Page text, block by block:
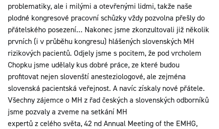
problematiky, ale i milými a otevřenými lidmi, takže naše
plodné kongresové pracovní schůzky vždy pozvolna přešly do
přátelského posezení… Nakonec jsme zkonzultovali již několik
prvních (i v průběhu kongresu) hlášených slovenských MH
rizikových pacientů. Odjely jsme s pocitem, že pod vrcholem
Chopku jsme udělaly kus dobré práce, ze které budou
profitovat nejen slovenští anesteziologové, ale zejména
slovenská pacientská veřejnost. A navíc získaly nové přátele.
Všechny zájemce o MH z řad českých a slovenských odborníků
jsme pozvaly a zveme na setkání MH
expertů z celého světa, 42 nd Annual Meeting of the EMHG,